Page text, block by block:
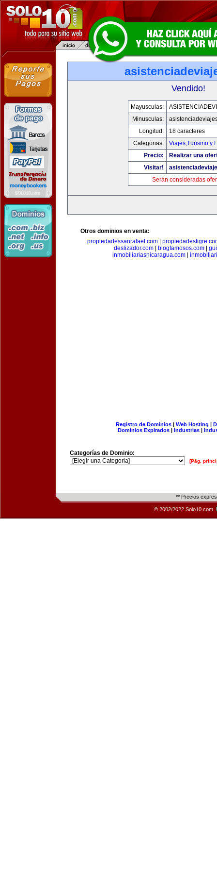
Vendido!
Mayusculas:
Minusculas:
Longitud:
18 caracteres
Categorias:
Viajes,Turismo y
Precio:
Realizar una
Visitar!
Serán consideradas
Otros dominios en venta:
propiedadessanrafael.com
deslizador.com| blogfamosos.com|
inmobiliariasnicaragua.com
Registro de Dominios| Web Hosting |
Dominios Expirados | Industrias |
Categorías de Dominio:
[Pág.
** Precios
© 2002/2022 Solo10.com